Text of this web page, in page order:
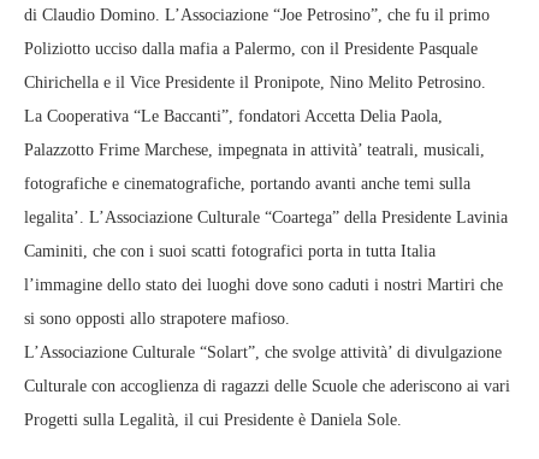
di Claudio Domino. L’Associazione “Joe Petrosino”, che fu il primo
Poliziotto ucciso dalla mafia a Palermo, con il Presidente Pasquale
Chirichella e il Vice Presidente il Pronipote, Nino Melito Petrosino.
La Cooperativa “Le Baccanti”, fondatori Accetta Delia Paola,
Palazzotto Frime Marchese, impegnata in attività’ teatrali, musicali,
fotografiche e cinematografiche, portando avanti anche temi sulla
legalita’. L’Associazione Culturale “Coartega” della Presidente Lavinia
Caminiti, che con i suoi scatti fotografici porta in tutta Italia
l’immagine dello stato dei luoghi dove sono caduti i nostri Martiri che
si sono opposti allo strapotere mafioso.
L’Associazione Culturale “Solart”, che svolge attività’ di divulgazione
Culturale con accoglienza di ragazzi delle Scuole che aderiscono ai vari
Progetti sulla Legalità, il cui Presidente è Daniela Sole.